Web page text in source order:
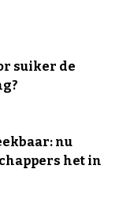
suiker de
nu
het in